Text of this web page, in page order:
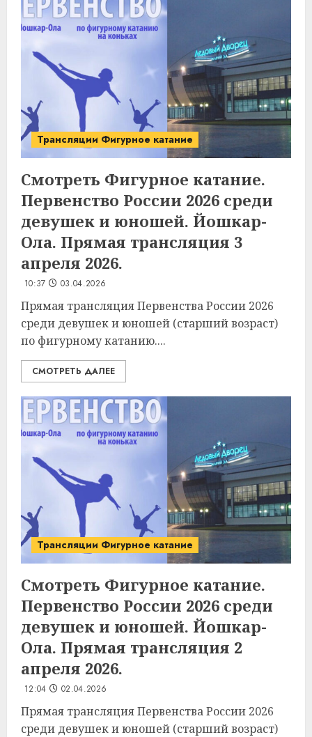
Трансляции Фигурное катание
Смотреть Фигурное катание.
Первенство России 2026 среди
девушек и юношей. Йошкар-
Ола. Прямая трансляция 3
апреля 2026.
10:37 03.04.2026
Прямая трансляция Первенства России 2026
среди девушек и юношей (старший возраст)
по фигурному катанию....
СМОТРЕТЬ ДАЛЕЕ
Трансляции Фигурное катание
Смотреть Фигурное катание.
Первенство России 2026 среди
девушек и юношей. Йошкар-
Ола. Прямая трансляция 2
апреля 2026.
12:04 02.04.2026
Прямая трансляция Первенства России 2026
среди девушек и юношей (старший возраст)